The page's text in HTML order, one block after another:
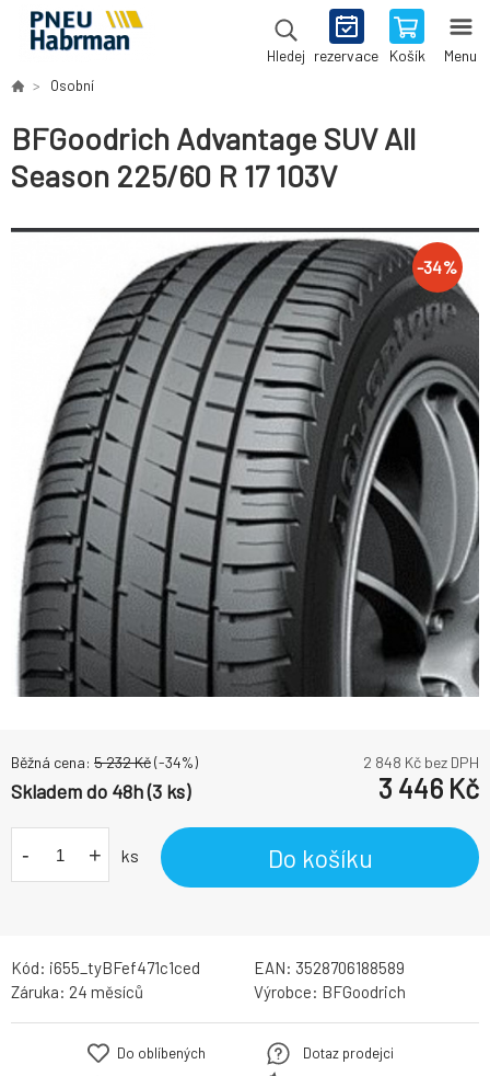
Hledej rezervace Košík Menu
Osobní
BFGoodrich Advantage SUV All
Season 225/60 R 17 103V
-34%
Běžná cena: 5 232Kč(-34%) 2 848 Kč bez DPH
Skladem do 48h (3 ks) 3 446 Kč
- + ks Do košíku
Kód: i655_tyBFef471c1ced EAN: 3528706188589
Záruka: 24 měsíců Výrobce: BFGoodrich
Do oblíbených
Dotaz prodejci